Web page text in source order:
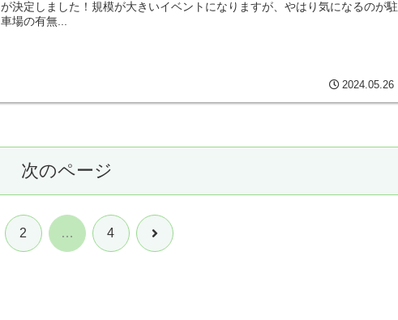
が決定しました！規模が大きいイベントになりますが、やはり気になるのが駐
車場の有無...
2024.05.26
次のページ
2 … 4 次